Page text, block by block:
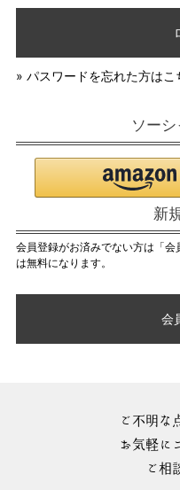
» パスワードを忘れた方はこ
ソー
新
会員登録がお済みでない方は「
は無料になります。
会
ご不明な
お気軽に
ご相